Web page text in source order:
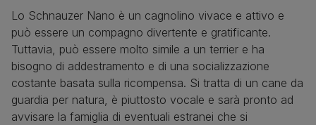
Lo Schnauzer Nano è un cagnolino vivace e attivo e
può essere un compagno divertente e gratificante.
Tuttavia, può essere molto simile a un terrier e ha
bisogno di addestramento e di una socializzazione
costante basata sulla ricompensa. Si tratta di un cane da
guardia per natura, è piuttosto vocale e sarà pronto ad
avvisare la famiglia di eventuali estranei che si